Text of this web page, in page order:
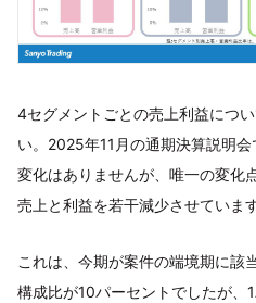
4セグメントごとの売上利益につ
い。2025年11月の通期決算説明
変化はありませんが、唯一の変化
売上と利益を若干減少させています
これは、今期が案件の端境期に該
構成比が10パーセントでしたが、